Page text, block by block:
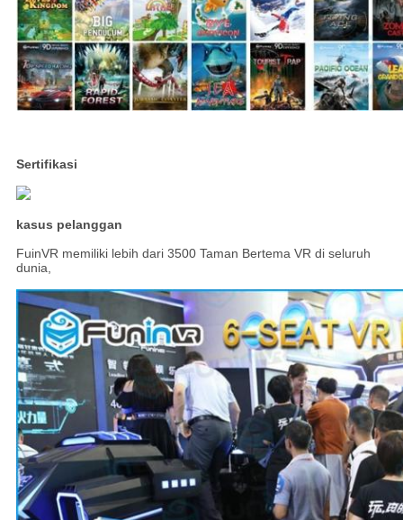
Sertifikasi
kasus pelanggan
FuinVR memiliki lebih dari 3500 Taman Bertema VR di seluruh
dunia,